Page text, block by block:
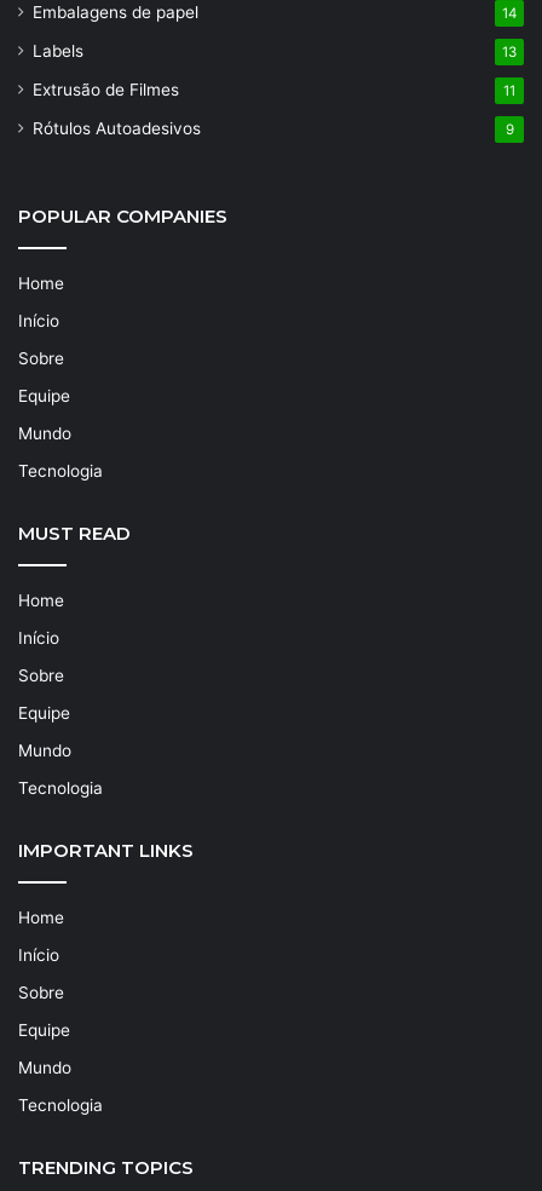
Embalagens de papel 14
Labels 13
Extrusão de Filmes 11
Rótulos Autoadesivos 9
POPULAR COMPANIES
Home
Início
Sobre
Equipe
Mundo
Tecnologia
MUST READ
Home
Início
Sobre
Equipe
Mundo
Tecnologia
IMPORTANT LINKS
Home
Início
Sobre
Equipe
Mundo
Tecnologia
TRENDING TOPICS